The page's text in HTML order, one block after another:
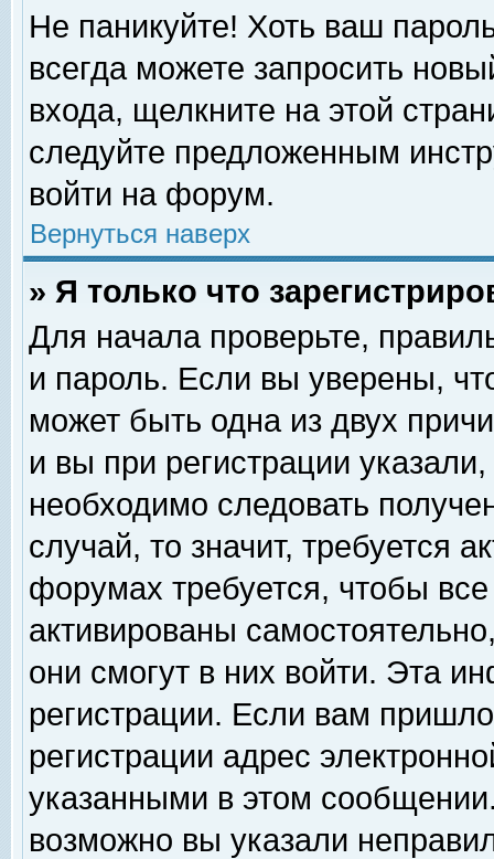
Не паникуйте! Хоть ваш
всегда можете запросить
входа, щелкните на этой
следуйте предложенным
войти на форум.
Вернуться наверх
» Я только что
Для начала проверьте,
и пароль. Если вы уверены,
может быть одна из двух
и вы при регистрации
необходимо следовать
случай, то значит, требуется
форумах требуется, чтобы
активированы
они смогут в них войти. Эта
регистрации. Если вам
регистрации адрес
указанными в этом
возможно вы указали